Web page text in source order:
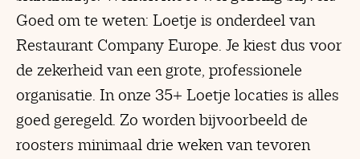
Goed om te weten: Loetje is onderdeel van
Restaurant Company Europe. Je kiest dus voor
de zekerheid van een grote, professionele
organisatie. In onze 35+ Loetje locaties is alles
goed geregeld. Zo worden bijvoorbeeld de
roosters minimaal drie weken van tevoren